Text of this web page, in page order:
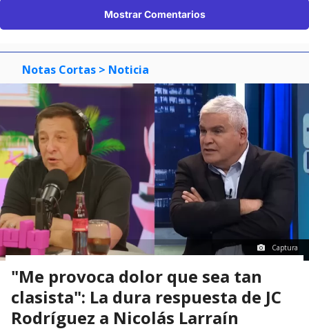
Mostrar Comentarios
Notas Cortas > Noticia
Captura
"Me provoca dolor que sea tan
clasista": La dura respuesta de JC
Rodríguez a Nicolás Larraín